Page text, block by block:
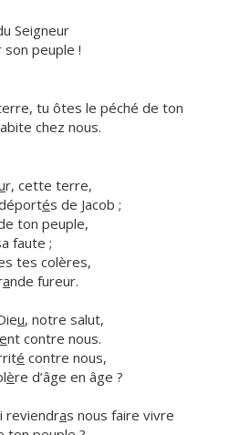
Seigneur
son peuple !
tu ôtes le péché de ton
chez nous.
r, cette terre,
és de Jacob ;
ton peuple,
faute ;
tes colères,
ande fureur.
u, notre salut,
ent contre nous.
é contre nous,
ère d’âge en âge ?
reviendras nous faire vivre